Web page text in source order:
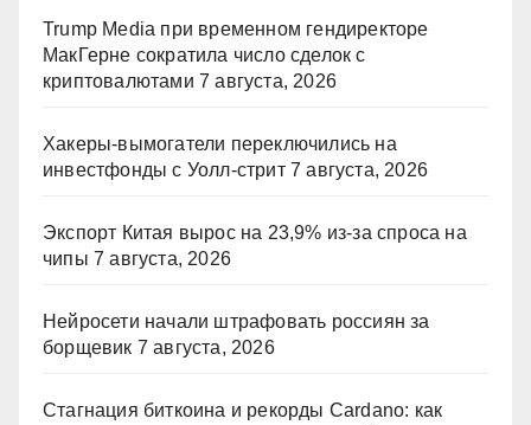
Trump Media при временном гендиректоре
МакГерне сократила число сделок с
криптовалютами 7 августа, 2026
Хакеры-вымогатели переключились на
инвестфонды с Уолл-стрит 7 августа, 2026
Экспорт Китая вырос на 23,9% из-за спроса на
чипы 7 августа, 2026
Нейросети начали штрафовать россиян за
борщевик 7 августа, 2026
Стагнация биткоина и рекорды Cardano: как